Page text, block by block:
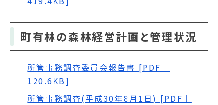
町有林の森林経営計画と管理状況
所管事務調査委員会報告書 [PDF｜
120.6KB]
所管事務調査(平成30年8月1日) [PDF｜